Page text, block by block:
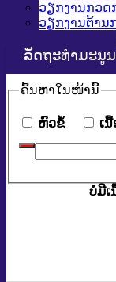
ວຽກງານກວດ
ວຽກງານຕ້ານ
ລັດຖະທໍາມະນູນ
ຄົ້ນ​ຫາ​ໃນ​ໜ້ານີ້
​ຫົວ​ຂໍ້ ເ
ບໍ່ມີເ